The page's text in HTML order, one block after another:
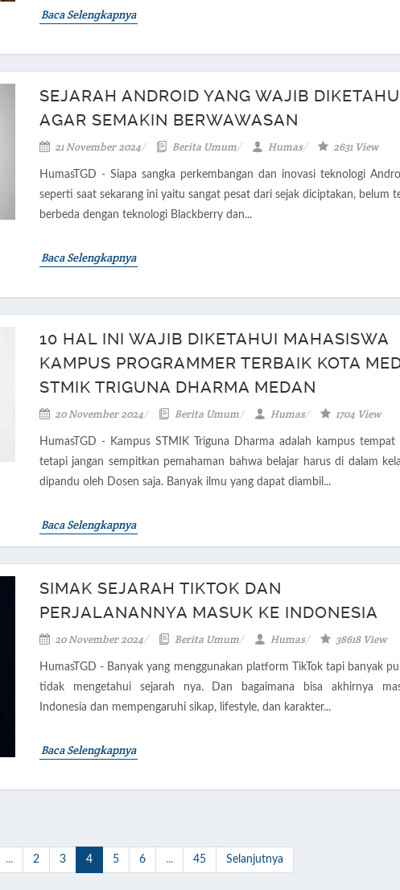
Baca Selengkapnya
SEJARAH ANDROID YANG WAJIB
AGAR SEMAKIN BERWAWASAN
21 November 2024 Berita Umum Humas 2631 View
HumasTGD - Siapa sangka perkembangan dan inovasi teknologi
seperti saat sekarang ini yaitu sangat pesat dari sejak diciptakan, belum
berbeda dengan teknologi Blackberry dan...
Baca Selengkapnya
10 HAL INI WAJIB DIKETAHUI MAHASISWA
KAMPUS PROGRAMMER TERBAIK KOTA
STMIK TRIGUNA DHARMA MEDAN
20 November 2024 Berita Umum Humas 1704 View
HumasTGD - Kampus STMIK Triguna Dharma adalah kampus tempat
tetapi jangan sempitkan pemahaman bahwa belajar harus di dalam
dipandu oleh Dosen saja. Banyak ilmu yang dapat diambil...
Baca Selengkapnya
SIMAK SEJARAH TIKTOK DAN
PERJALANANNYA MASUK KE INDONESIA
20 November 2024 Berita Umum Humas 38618 View
HumasTGD - Banyak yang menggunakan platform TikTok tapi banyak
tidak mengetahui sejarah nya. Dan bagaimana bisa akhirnya
Indonesia dan mempengaruhi sikap, lifestyle, dan karakter...
Baca Selengkapnya
... 2 3 4 5 6 ... 45 Selanjutnya